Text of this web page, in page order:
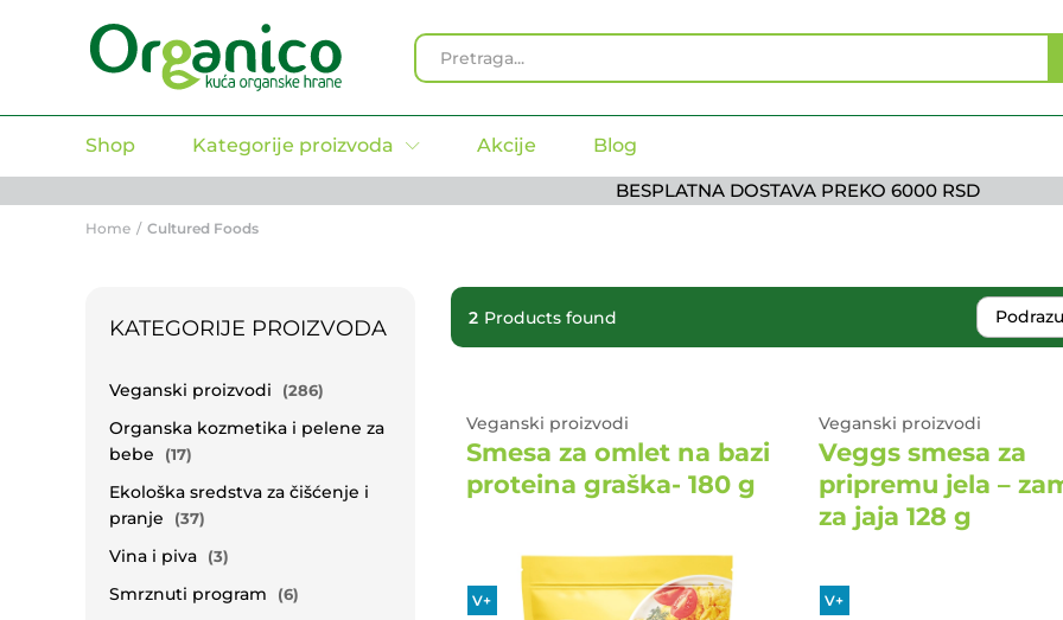
Shop Kategorije proizvoda Akcije
Blog
BESPLATNA DOSTAVA PREKO 6000 RSD
Home / Cultured Foods
2 Products found
Veganski proizvodi
Smesa za omlet na bazi
proteina graška- 180 g
V+
Veganski proizvodi
Veggs smesa za
pripremu jela –
za jaja 128 g
V+
KATEGORIJE PROIZVODA
Veganski proizvodi (286)
Organska kozmetika i pelene za
bebe
(17)
Ekološka sredstva za čišćenje i
pranje
(37)
Vina i piva (3)
Smrznuti program (6)